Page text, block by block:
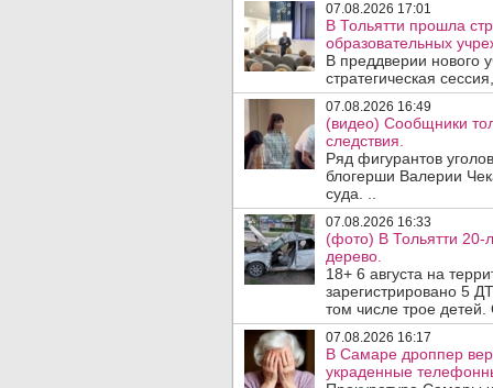
07.08.2026 17:01
В Тольятти прошла
образовательных
В преддверии нового
стратегическая
07.08.2026 16:49
(видео) Сообщники
следствия.
Ряд фигурантов
блогерши Валерии
суда. ..
07.08.2026 16:33
(фото) В Тольятти 20-
дерево.
18+ 6 августа на
зарегистрировано 5
том числе трое
07.08.2026 16:17
В Самаре дроппер
украденные